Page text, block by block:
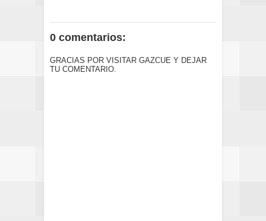
0 comentarios:
GRACIAS POR VISITAR GAZCUE Y DEJAR
TU COMENTARIO.